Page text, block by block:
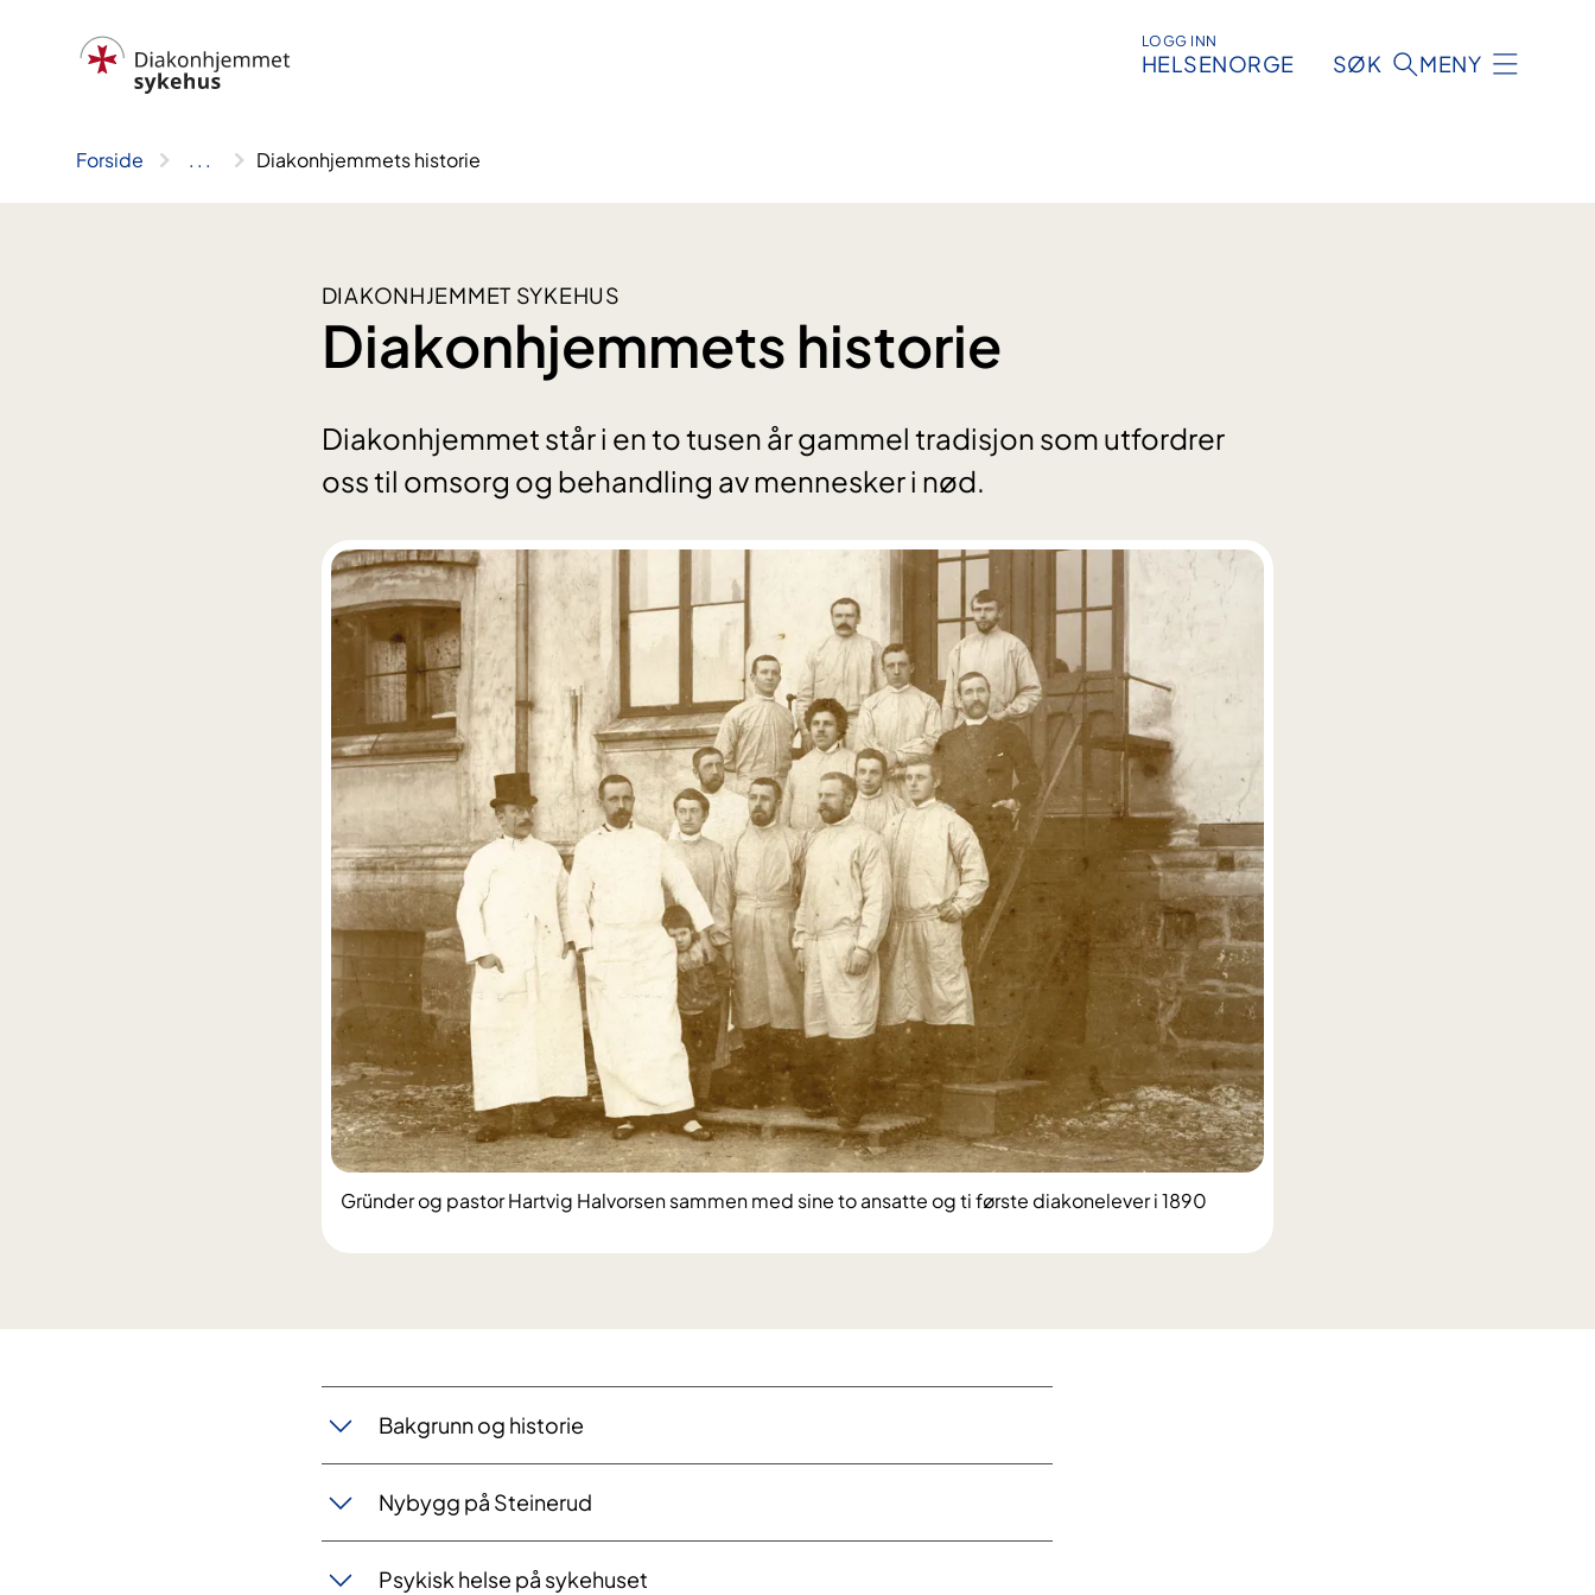
LOGG INN
HELSENORGE SØK MENY
Forside .. . Diakonhjemmets historie
DIAKONHJEMMET SYKEHUS
Diakonhjemmets historie
Diakonhjemmet står i en to tusen år gammel tradisjon som utfordrer
oss til omsorg og behandling av mennesker i nød.
Gründer og pastor Hartvig Halvorsen sammen med sine to ansatte og ti første diakonelever i 1890
Bakgrunn og historie​
Nybygg på Steinerud
Psykisk helse på sykehuset